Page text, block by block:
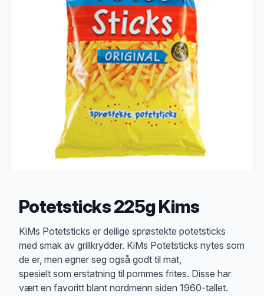
Potetsticks 225g Kims
Produktbeskrivelse
KiMs Potetsticks er deilige sprøstekte potetsticks
med smak av grillkrydder. KiMs Potetsticks nytes som
de er, men egner seg også godt til mat,
spesielt som erstatning til pommes frites. Disse har
vært en favoritt blant nordmenn siden 1960-tallet.